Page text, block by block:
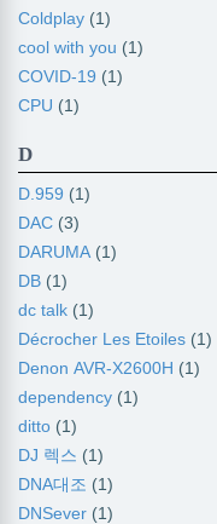
Coldplay (1)
cool with you (1)
COVID-19 (1)
CPU (1)
D
D.959 (1)
DAC (3)
DARUMA (1)
DB (1)
dc talk (1)
Décrocher Les Etoiles (1)
Denon AVR-X2600H (1)
dependency (1)
ditto (1)
DJ 렉스 (1)
DNA대조 (1)
DNSever (1)